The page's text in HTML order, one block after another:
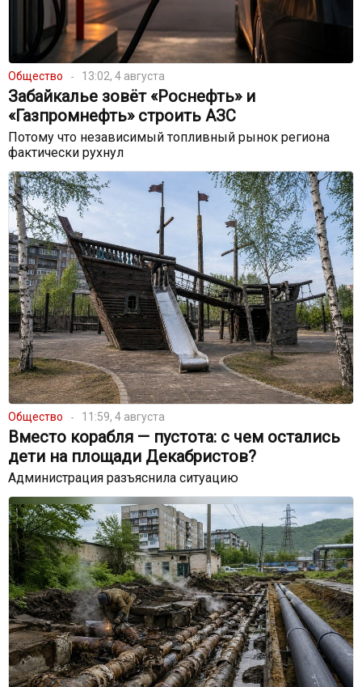
Общество 13:02, 4 августа
Забайкалье зовёт «Роснефть» и
«Газпромнефть» строить АЗС
Потому что независимый топливный рынок региона
фактически рухнул
Общество 11:59, 4 августа
Вместо корабля — пустота: с чем остались
дети на площади Декабристов?
Администрация разъяснила ситуацию